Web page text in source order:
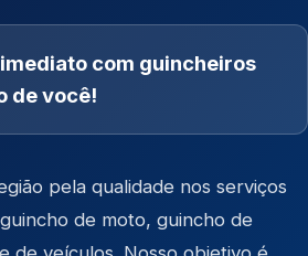
com guincheiros
de você!
pela qualidade nos serviços
guincho de moto, guincho de